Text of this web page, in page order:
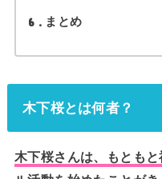
6 まとめ
木下桜とは何者？
木下桜さんは、もとも